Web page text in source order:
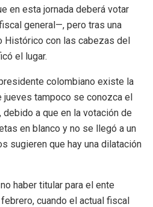
en esta jornada deberá votar
general—, pero tras una
Histórico con las cabezas del
el lugar.
colombiano existe la
jueves tampoco se conozca el
a que en la votación de
en blanco y no se llegó a un
sugieren que hay una dilatación
haber titular para el ente
cuando el actual fiscal